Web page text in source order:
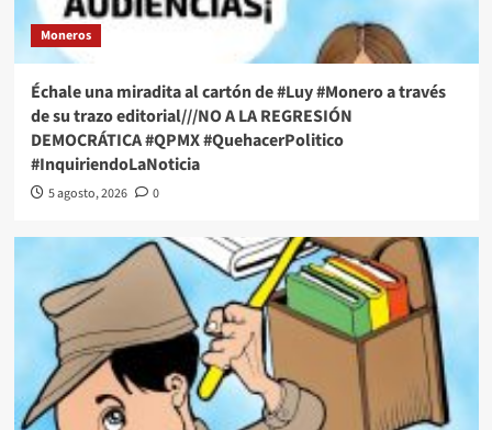
Moneros
Échale una miradita al cartón de #Luy #Monero a través
de su trazo editorial///NO A LA REGRESIÓN
DEMOCRÁTICA #QPMX #QuehacerPolitico
#InquiriendoLaNoticia
5 agosto, 2026 0